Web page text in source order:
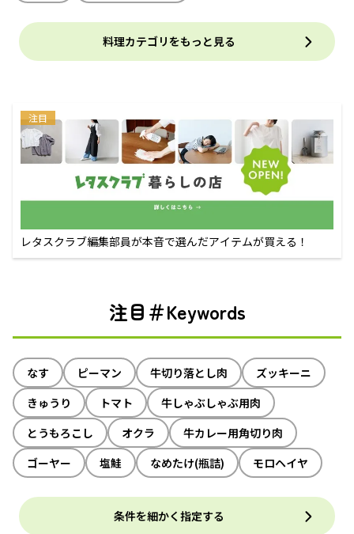
料理カテゴリをもっと見る
注目
レタスクラブ編集部員が本音で選んだアイテムが買える！
注目＃Keywords
なす ピーマン 牛切り落とし肉
ズッキーニ
きゅうり
トマト
牛しゃぶしゃぶ用肉
とうもろこし
オクラ
牛カレー用角切り肉
ゴーヤー
塩鮭 なめたけ(瓶詰) モロヘイヤ
条件を細かく指定する